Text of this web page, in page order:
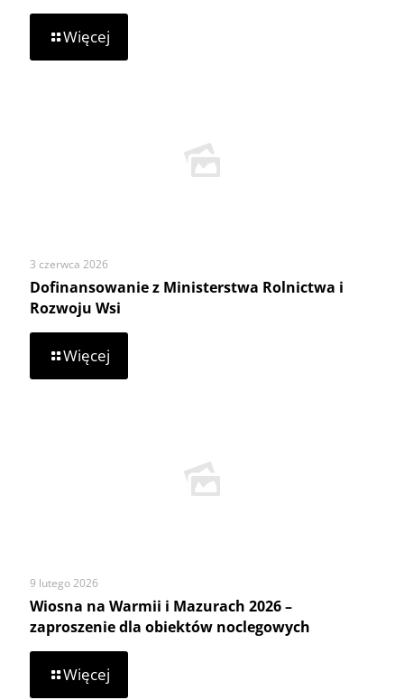
Więcej
Nasza
3 czerwca 2026
Dofinansowanie z Ministerstwa Rolnictwa i
Rozwoju Wsi
Więcej
Dofinansowanie
9 lutego 2026
Wiosna na Warmii i Mazurach 2026 –
zaproszenie dla obiektów noclegowych
Więcej
Wiosna